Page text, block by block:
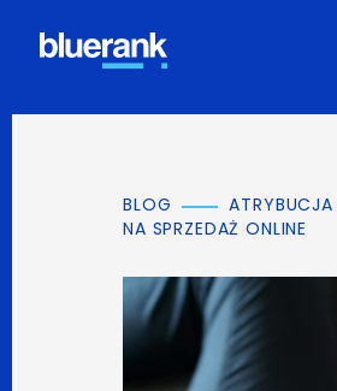
BLOG
NA SPRZEDAŻ ONLINE